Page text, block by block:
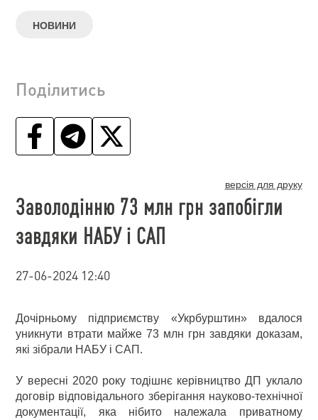
НОВИНИ
Поділитись
версія для друку
Заволодінню 73 млн грн запобігли
завдяки НАБУ і САП
27-06-2024 12:40
Дочірньому підприємству «Укрбурштин» вдалося
уникнути втрати майже 73 млн грн завдяки доказам,
які зібрали НАБУ і САП.
У вересні 2020 року тодішнє керівництво ДП уклало
договір відповідального зберігання науково-технічної
документації, яка нібито належала приватному